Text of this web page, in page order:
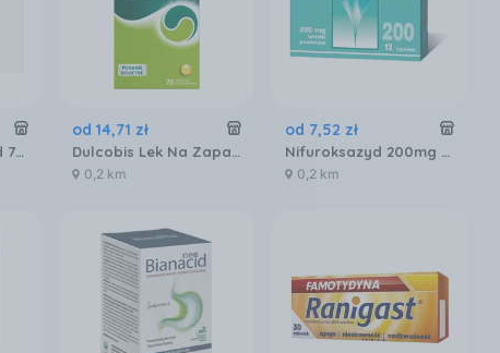
Aboca Neobianacid 70tabl.
od 14,71 zł
Dulcobis Lek Na Zaparcia 5mgx20 tabl.
0,2 km
od 7,52 zł
Nifuroksazyd 200mg 12 tabl
0,2 km